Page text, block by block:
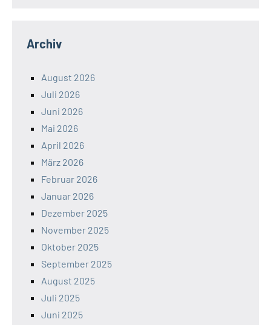
Archiv
August 2026
Juli 2026
Juni 2026
Mai 2026
April 2026
März 2026
Februar 2026
Januar 2026
Dezember 2025
November 2025
Oktober 2025
September 2025
August 2025
Juli 2025
Juni 2025